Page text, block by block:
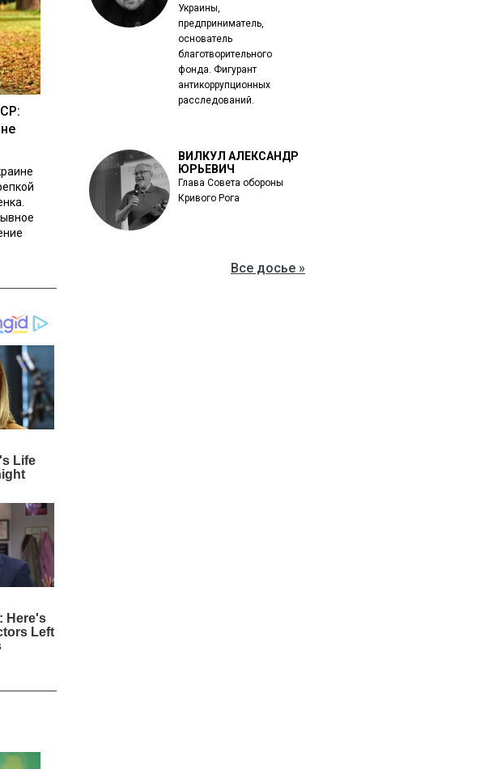
Украины,
предприниматель,
основатель
благотворительного
фонда. Фигурант
антикоррупционных
расследований.
ВИЛКУЛ АЛЕКСАНДР
ЮРЬЕВИЧ
Глава Совета обороны
Кривого Рога
Все досье »